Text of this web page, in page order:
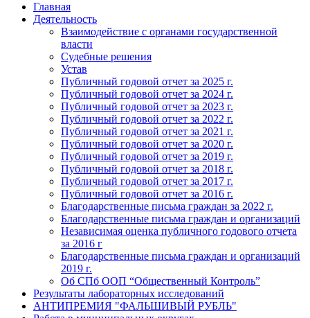
Главная
Деятельность
Взаимодействие с органами государственной
власти
Судебные решения
Устав
Публичный годовой отчет за 2025 г.
Публичный годовой отчет за 2024 г.
Публичный годовой отчет за 2023 г.
Публичный годовой отчет за 2022 г.
Публичный годовой отчет за 2021 г.
Публичный годовой отчет за 2020 г.
Публичный годовой отчет за 2019 г.
Публичный годовой отчет за 2018 г.
Публичный годовой отчет за 2017 г.
Публичный годовой отчет за 2016 г.
Благодарственные письма граждан за 2022 г.
Благодарственные письма граждан и организаций
Независимая оценка публичного годового отчета
за 2016 г
Благодарственные письма граждан и организаций
2019 г.
Об СПб ООП “Общественный Контроль”
Результаты лабораторных исследований
АНТИПРЕМИЯ "ФАЛЬШИВЫЙ РУБЛЬ"